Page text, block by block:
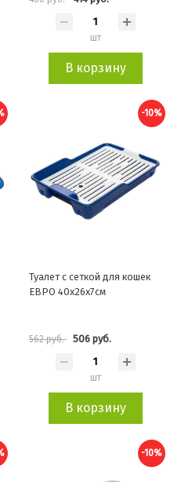
шт
В корзину
-10%
Туалет с сеткой для кошек
ЕВРО 40х26х7см
562 руб. 506 руб.
шт
В корзину
-10%